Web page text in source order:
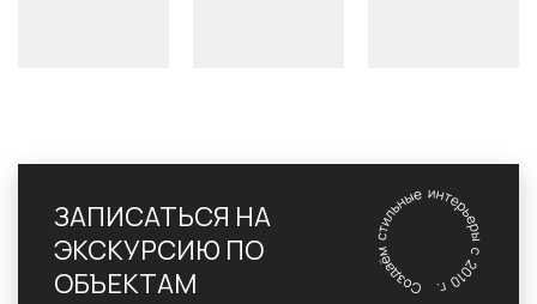
ЗАПИСАТЬСЯ НА
ЭКСКУРСИЮ ПО
ОБЪЕКТАМ